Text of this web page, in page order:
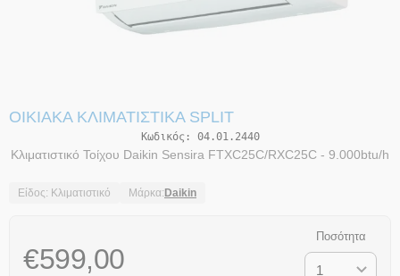
ΟΙΚΙΑΚΆ ΚΛΙΜΑΤΙΣΤΙΚΆ SPLIT
Κωδικός: 04.01.2440
Κλιματιστικό Τοίχου Daikin Sensira FTXC25C/RXC25C - 9.000btu/h
Είδος: Κλιματιστικό Μάρκα: Daikin
€599,00
Ποσότητα